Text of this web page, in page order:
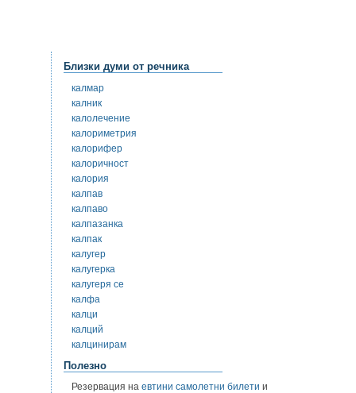
Близки думи от речника
калмар
калник
калолечение
калориметрия
калорифер
калоричност
калория
калпав
калпаво
калпазанка
калпак
калугер
калугерка
калугеря се
калфа
калци
калций
калцинирам
Полезно
Резервация на евтини самолетни билети и